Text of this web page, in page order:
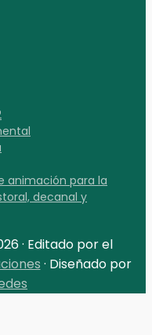
animación para la
decanal y
· Editado por el
· Diseñado por